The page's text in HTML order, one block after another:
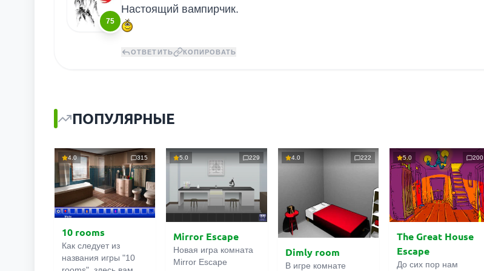
75
Настоящий вампирчик.
ОТВЕТИТЬ КОПИРОВАТЬ
ПОПУЛЯРНЫЕ
4.0 315
10 rooms
Как следует из
названия игры "10
5.0 229
Mirror Escape
Новая игра комната
Mirror Escape
4.0 222
Dimly room
В игре комнате
5.0 200
The Great House
Escape
До сих пор нам